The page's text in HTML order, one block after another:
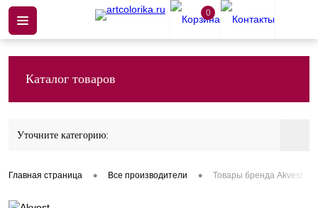
Каталог товаров
Уточните категорию:
Главная страница • Все производители • Товары бренда Akvest
0